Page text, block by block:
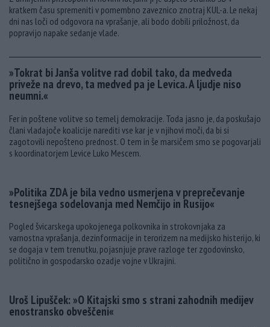
kratkem času spremeniti v pomembno zaveznico znotraj KUL-a. Le nekaj
dni nas loči od odgovora na vprašanje, ali bodo dobili priložnost, da
popravijo napake sedanje vlade.
»Tokrat bi Janša volitve rad dobil tako, da medveda
priveže na drevo, ta medved pa je Levica. A ljudje niso
neumni.«
Fer in poštene volitve so temelj demokracije. Toda jasno je, da poskušajo
člani vladajoče koalicije narediti vse kar je v njihovi moči, da bi si
zagotovili nepošteno prednost. O tem in še marsičem smo se pogovarjali
s koordinatorjem Levice Luko Mescem.
»Politika ZDA je bila vedno usmerjena v preprečevanje
tesnejšega sodelovanja med Nemčijo in Rusijo«
Pogled švicarskega upokojenega polkovnika in strokovnjaka za
varnostna vprašanja, dezinformacije in terorizem na medijsko histerijo, ki
se dogaja v tem trenutku, pojasnjuje prave razloge ter zgodovinsko,
politično in gospodarsko ozadje vojne v Ukrajini.
Uroš Lipušček: »O Kitajski smo s strani zahodnih medijev
enostransko obveščeni«